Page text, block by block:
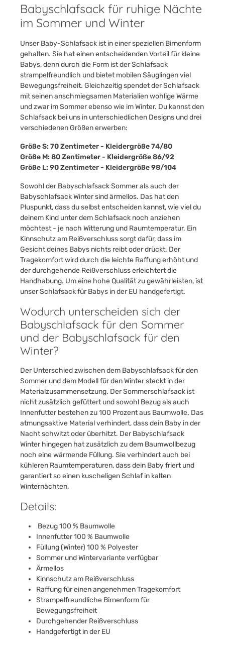
Babyschlafsack für ruhige Nächte
im Sommer und Winter
Unser Baby-Schlafsack ist in einer speziellen Birnenform
gehalten. Sie hat einen entscheidenden Vorteil für kleine
Babys, denn durch die Form ist der Schlafsack
strampelfreundlich und bietet mobilen Säuglingen viel
Bewegungsfreiheit. Gleichzeitig spendet der Schlafsack
mit seinen anschmiegsamen Materialien wohlige Wärme
und zwar im Sommer ebenso wie im Winter. Du kannst den
Schlafsack bei uns in unterschiedlichen Designs und drei
verschiedenen Größen erwerben:
Größe S: 70 Zentimeter - Kleidergröße 74/80
Größe M: 80 Zentimeter - Kleidergröße 86/92
Größe L: 90 Zentimeter - Kleidergröße 98/104
Sowohl der Babyschlafsack Sommer als auch der
Babyschlafsack Winter sind ärmellos. Das hat den
Pluspunkt, dass du selbst entscheiden kannst, wie viel du
deinem Kind unter dem Schlafsack noch anziehen
möchtest - je nach Witterung und Raumtemperatur. Ein
Kinnschutz am Reißverschluss sorgt dafür, dass im
Gesicht deines Babys nichts reibt oder drückt. Der
Tragekomfort wird durch die leichte Raffung erhöht und
der durchgehende Reißverschluss erleichtert die
Handhabung. Um eine hohe Qualität zu gewährleisten, ist
unser Schlafsack für Babys in der EU handgefertigt.
Wodurch unterscheiden sich der
Babyschlafsack für den Sommer
und der Babyschlafsack für den
Winter?
Der Unterschied zwischen dem Babyschlafsack für den
Sommer und dem Modell für den Winter steckt in der
Materialzusammensetzung. Der Sommerschlafsack ist
nicht zusätzlich gefüttert und sowohl Bezug als auch
Innenfutter bestehen zu 100 Prozent aus Baumwolle. Das
atmungsaktive Material verhindert, dass dein Baby in der
Nacht schwitzt oder überhitzt. Der Babyschlafsack
Winter hingegen hat zusätzlich zu dem Baumwollbezug
noch eine wärmende Füllung. Sie verhindert auch bei
kühleren Raumtemperaturen, dass dein Baby friert und
garantiert so einen kuscheligen Schlaf in kalten
Winternächten.
Details:
Bezug 100 % Baumwolle
Innenfutter 100 % Baumwolle
Füllung (Winter) 100 % Polyester
Sommer und Wintervariante verfügbar
Ärmellos
Kinnschutz am Reißverschluss
Raffung für einen angenehmen Tragekomfort
Strampelfreundliche Birnenform für
Bewegungsfreiheit
Durchgehender Reißverschluss
Handgefertigt in der EU